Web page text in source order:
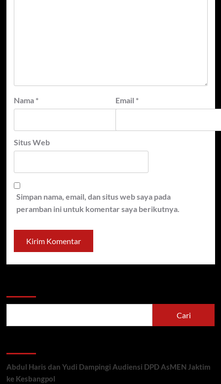
Nama * Email *
Situs Web
Simpan nama, email, dan situs web saya pada
peramban ini untuk komentar saya berikutnya.
Cari
Abdul Haris dan Yudi Dampingi Audiensi DPD AsMEN Jaktim
ke Kesbangpol